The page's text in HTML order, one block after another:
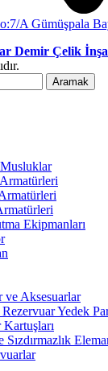
A Gümüşpala
Demir Çelik
Aramak
Ekipmanları
ve Aksesuarlar
Yedek
Sızdırmazlık